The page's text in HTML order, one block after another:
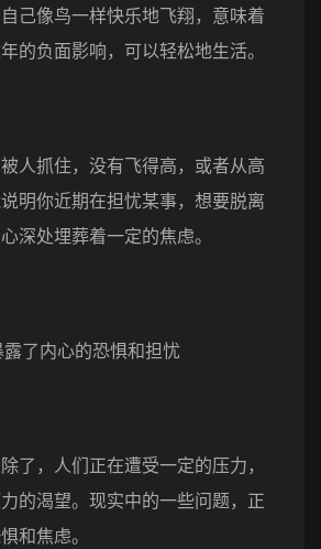
像鸟一样快乐地飞翔，意味着
的负面影响，可以轻松地生活。
抓住，没有飞得高，或者从高
明你近期在担忧某事，想要脱离
深处埋葬着一定的焦虑。
了内心的恐惧和担忧
，人们正在遭受一定的压力，
的渴望。现实中的一些问题，正
和焦虑。